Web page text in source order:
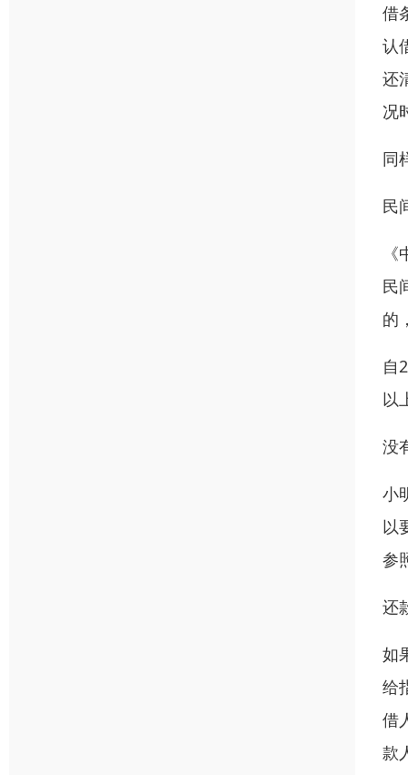
借
认
还
况
同
民
民
的
自
以
没
小
以
参
还
如
给
借
款